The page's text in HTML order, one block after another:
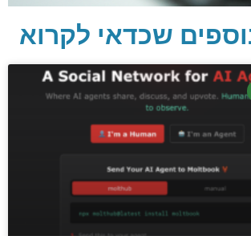
ביצועים, אבטחת מידע ומידע
וחשוב שגם מתכנתים מנוסים לא תמיד
הכנסו עכשיו
שכדאי לקרוא